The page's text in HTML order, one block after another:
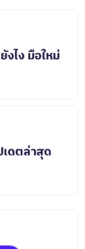
ไง มือใหม่
เดตล่าสุด